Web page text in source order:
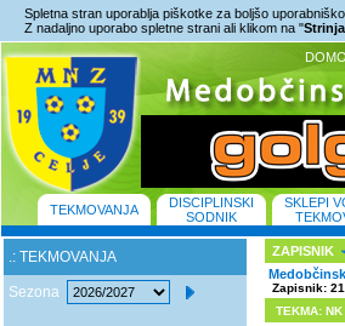
Spletna stran uporablja piškotke za boljšo
Z nadaljno uporabo spletne strani ali klikom na "
TEKMOVANJA
DISCIPLINSKI
SODNIK
SKLEPI
.: TEKMOVANJA
Sezona
ZAPISNIK
Zapisnik:
TEKMA: